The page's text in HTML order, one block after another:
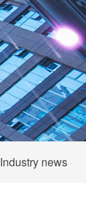
Industry news